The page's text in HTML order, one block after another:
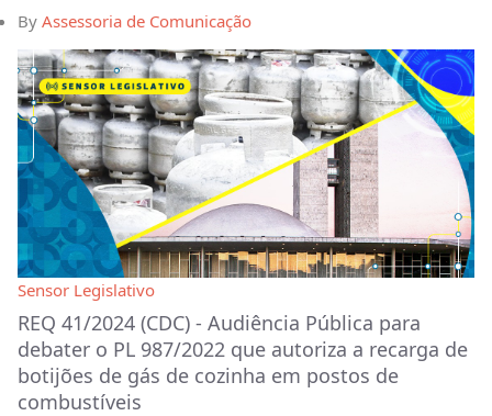
By Assessoria de Comunicação
Sensor Legislativo
REQ 41/2024 (CDC) - Audiência Pública para
debater o PL 987/2022 que autoriza a recarga de
botijões de gás de cozinha em postos de
combustíveis